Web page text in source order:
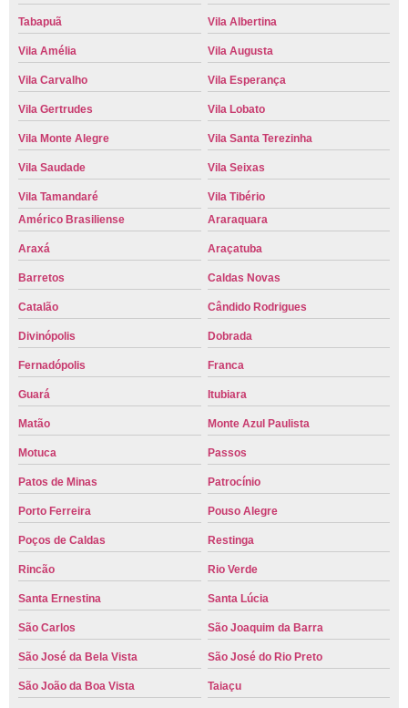
Tabapuã Vila Albertina
Vila Amélia Vila Augusta
Vila Carvalho Vila Esperança
Vila Gertrudes Vila Lobato
Vila Monte Alegre Vila Santa Terezinha
Vila Saudade Vila Seixas
Vila Tamandaré
Vila Tibério
Américo Brasiliense
Araraquara
Araxá Araçatuba
Barretos Caldas Novas
Catalão Cândido Rodrigues
Divinópolis Dobrada
Fernadópolis Franca
Guará Itubiara
Matão Monte Azul Paulista
Motuca Passos
Patos de Minas Patrocínio
Porto Ferreira Pouso Alegre
Poços de Caldas Restinga
Rincão Rio Verde
Santa Ernestina Santa Lúcia
São Carlos São Joaquim da Barra
São José da Bela Vista São José do Rio Preto
São João da Boa Vista Taiaçu